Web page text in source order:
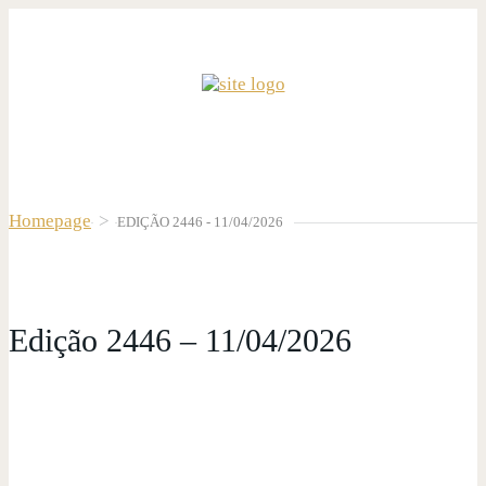
Homepage > EDIÇÃO 2446 - 11/04/2026
Edição 2446 – 11/04/2026